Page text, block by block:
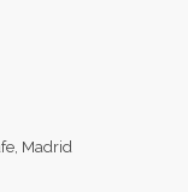
Madrid